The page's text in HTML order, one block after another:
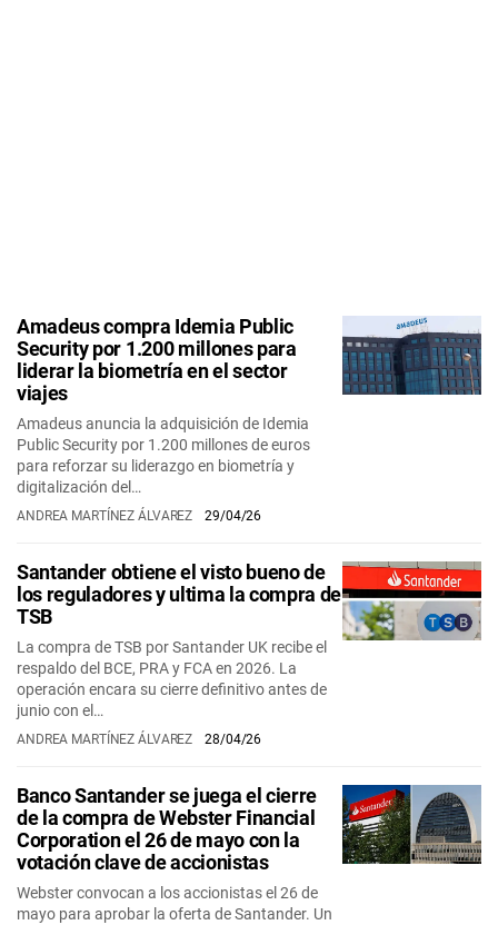
Amadeus compra Idemia Public
Security por 1.200 millones para
liderar la biometría en el sector
viajes
Amadeus anuncia la adquisición de Idemia
Public Security por 1.200 millones de euros
para reforzar su liderazgo en biometría y
digitalización del…
ANDREA MARTÍNEZ ÁLVAREZ 29/04/26
Santander obtiene el visto bueno de
los reguladores y ultima la compra de
TSB
La compra de TSB por Santander UK recibe el
respaldo del BCE, PRA y FCA en 2026. La
operación encara su cierre definitivo antes de
junio con el…
ANDREA MARTÍNEZ ÁLVAREZ 28/04/26
Banco Santander se juega el cierre
de la compra de Webster Financial
Corporation el 26 de mayo con la
votación clave de accionistas
Webster convocan a los accionistas el 26 de
mayo para aprobar la oferta de Santander. Un